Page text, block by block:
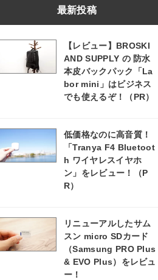
最新投稿
【レビュー】BROSKI
AND SUPPLY の 防水
本皮バックパック「La
bor mini」はビジネス
でも使えるぞ！（PR）
低価格なのに高音質！
「Tranya F4 Bluetoot
h ワイヤレスイヤホ
ン」をレビュー！（P
R）
リニューアルしたサム
スン micro SDカード
（Samsung PRO Plus
& EVO Plus）をレビュ
ー！